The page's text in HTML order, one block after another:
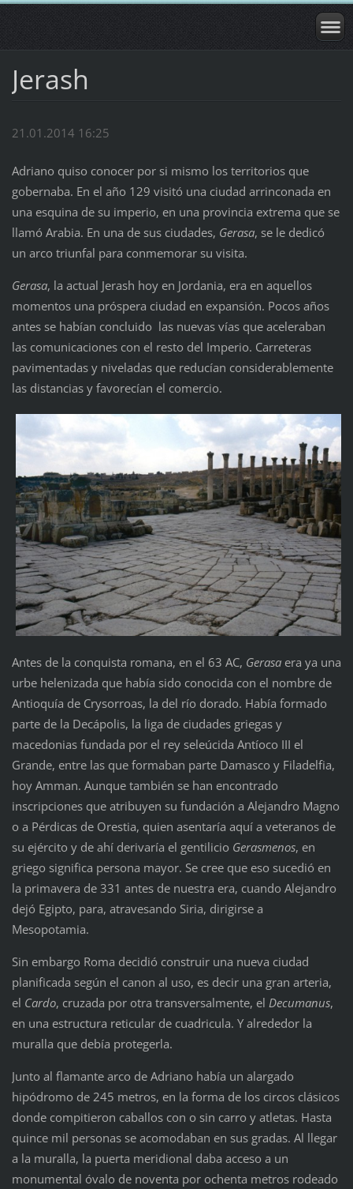
Jerash
21.01.2014 16:25
Adriano quiso conocer por si mismo los territorios que
gobernaba. En el año 129 visitó una ciudad arrinconada en
una esquina de su imperio, en una provincia extrema que se
llamó Arabia. En una de sus ciudades, Gerasa, se le dedicó
un arco triunfal para conmemorar su visita.
Gerasa, la actual Jerash hoy en Jordania, era en aquellos
momentos una próspera ciudad en expansión. Pocos años
antes se habían concluido las nuevas vías que aceleraban
las comunicaciones con el resto del Imperio. Carreteras
pavimentadas y niveladas que reducían considerablemente
las distancias y favorecían el comercio.
Antes de la conquista romana, en el 63 AC, Gerasaera ya una
urbe helenizada que había sido conocida con el nombre de
Antioquía de Crysorroas, la del río dorado. Había formado
parte de la Decápolis, la liga de ciudades griegas y
macedonias fundada por el rey seleúcida Antíoco III el
Grande, entre las que formaban parte Damasco y Filadelfia,
hoy Amman. Aunque también se han encontrado
inscripciones que atribuyen su fundación a Alejandro Magno
o a Pérdicas de Orestia, quien asentaría aquí a veteranos de
su ejército y de ahí derivaría el gentilicio Gerasmenos, en
griego significa persona mayor. Se cree que eso sucedió en
la primavera de 331 antes de nuestra era, cuando Alejandro
dejó Egipto, para, atravesando Siria, dirigirse a
Mesopotamia.
Sin embargo Roma decidió construir una nueva ciudad
planificada según el canon al uso, es decir una gran arteria,
el Cardo, cruzada por otra transversalmente, el Decumanus,
en una estructura reticular de cuadricula. Y alrededor la
muralla que debía protegerla.
Junto al flamante arco de Adriano había un alargado
hipódromo de 245 metros, en la forma de los circos clásicos
donde compitieron caballos con o sin carro y atletas. Hasta
quince mil personas se acomodaban en sus gradas. Al llegar
a la muralla, la puerta meridional daba acceso a un
monumental óvalo de noventa por ochenta metros rodeado